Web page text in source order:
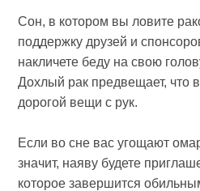
Сон, в котором вы ловите
поддержку друзей и
накличете беду на свою
Дохлый рак предвещает, что
дорогой вещи с рук.
Если во сне вас угощают
значит, наяву будете
которое завершится